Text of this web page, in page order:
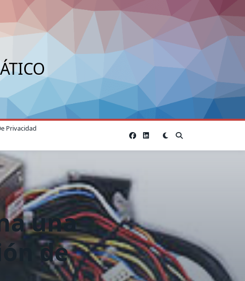
Privacidad
una
de